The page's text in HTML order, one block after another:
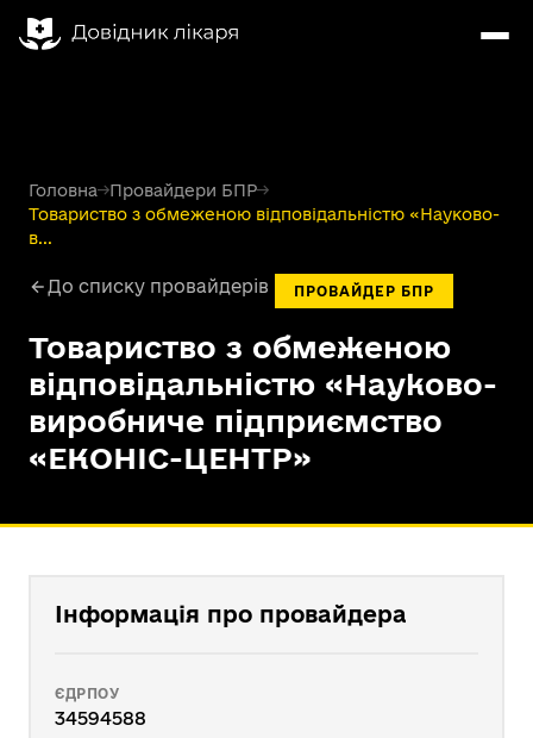
Головна→Провайдери БПР→
Товариство з обмеженою відповідальністю «Науково-
в...
До списку провайдерів ПРОВАЙДЕР БПР
Товариство з обмеженою
відповідальністю «Науково-
виробниче підприємство
«ЕКОНІС-ЦЕНТР»
Інформація про провайдера
ЄДРПОУ
34594588